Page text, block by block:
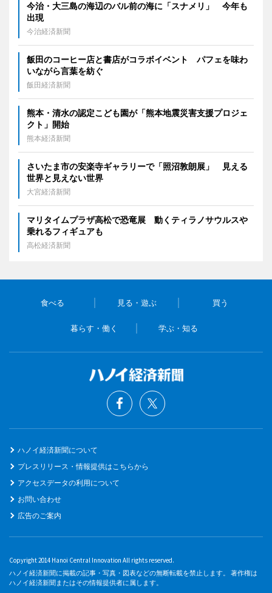
今治・大三島の海辺のバル前の海に「スナメリ」 今年も
出現
今治経済新聞
飯田のコーヒー店と書店がコラボイベント パフェを味わ
いながら言葉を紡ぐ
飯田経済新聞
熊本・清水の認定こども園が「熊本地震災害支援プロジェ
クト」開始
熊本経済新聞
さいたま市の安楽寺ギャラリーで「照沼敦朗展」 見える
世界と見えない世界
大宮経済新聞
マリタイムプラザ高松で恐竜展 動くティラノサウルスや
乗れるフィギュアも
高松経済新聞
食べる 見る・遊ぶ 買う
暮らす・働く 学ぶ・知る
ハノイ経済新聞について
プレスリリース・情報提供はこちらから
アクセスデータの利用について
お問い合わせ
広告のご案内
Copyright 2014 Hanoi Central Innovation All rights reserved.
ハノイ経済新聞に掲載の記事・写真・図表などの無断転載を禁止します。 著作権は
ハノイ経済新聞またはその情報提供者に属します。